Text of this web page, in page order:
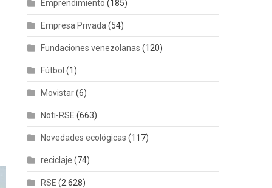
Emprendimiento (185)
Empresa Privada (54)
Fundaciones venezolanas (120)
Fútbol (1)
Movistar(6)
Noti-RSE (663)
Novedades ecológicas (117)
reciclaje (74)
RSE (2.628)